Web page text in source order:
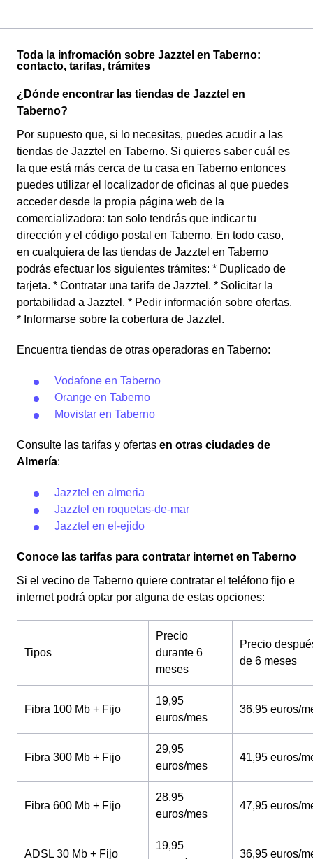
Toda la infromación sobre Jazztel en Taberno:
contacto, tarifas, trámites
¿Dónde encontrar las tiendas de Jazztel en
Taberno?
Por supuesto que, si lo necesitas, puedes acudir a las
tiendas de Jazztel en Taberno. Si quieres saber cuál es
la que está más cerca de tu casa en Taberno entonces
puedes utilizar el localizador de oficinas al que puedes
acceder desde la propia página web de la
comercializadora: tan solo tendrás que indicar tu
dirección y el código postal en Taberno. En todo caso,
en cualquiera de las tiendas de Jazztel en Taberno
podrás efectuar los siguientes trámites: * Duplicado de
tarjeta. * Contratar una tarifa de Jazztel. * Solicitar la
portabilidad a Jazztel. * Pedir información sobre ofertas.
* Informarse sobre la cobertura de Jazztel.
Encuentra tiendas de otras operadoras en Taberno:
Vodafone en Taberno
Orange en Taberno
Movistar en Taberno
Consulte las tarifas y ofertas en otras ciudades de
Almería:
Jazztel en almeria
Jazztel en roquetas-de-mar
Jazztel en el-ejido
Conoce las tarifas para contratar internet en Taberno
Si el vecino de Taberno quiere contratar el teléfono fijo e
internet podrá optar por alguna de estas opciones:
Tipos
Precio
durante 6
meses
Precio
de 6 meses
Fibra 100 Mb + Fijo
19,95
euros/mes
36,95 euros/
Fibra 300 Mb + Fijo
29,95
euros/mes
41,95 euros/
Fibra 600 Mb + Fijo
28,95
euros/mes
47,95 euros/
ADSL 30 Mb + Fijo
19,95
36,95 euros/